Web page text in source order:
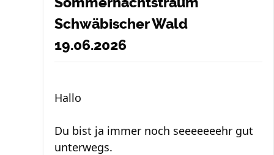
Schwäbischer Wald
19.06.2026
Hallo
Du bist ja immer noch seeeeeeehr gut
unterwegs.